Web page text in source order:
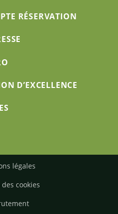
RÉSERVATION
D’EXCELLENCE
légales
cookies